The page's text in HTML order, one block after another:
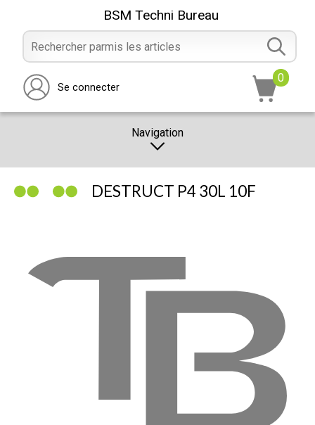
BSM Techni Bureau
Se connecter
0
Navigation
PROMOTION
NOUS CONTACTER
RÉALISATION
DESTRUCT P4 30L 10F